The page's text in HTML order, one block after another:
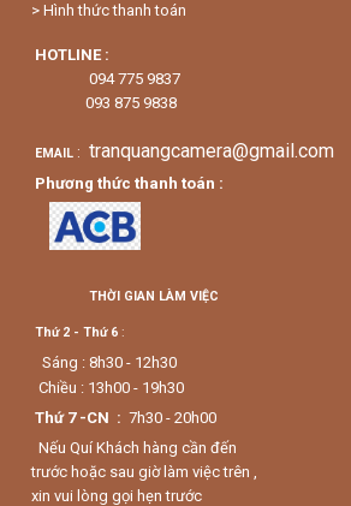
> Hình thức thanh toán
HOTLINE :
094 775 9837
093 875 9838
EMAIL : tranquangcamera@gmail.com
Phương thức thanh toán :
THỜI GIAN LÀM VIỆC
Thứ 2 - Thứ 6 :
Sáng : 8h30 - 12h30
Chiều : 13h00 - 19h30
Thứ 7 -CN : 7h30 - 20h00
Nếu Quí Khách hàng cần đến
trước hoặc sau giờ làm việc trên ,
xin vui lòng gọi hẹn trước